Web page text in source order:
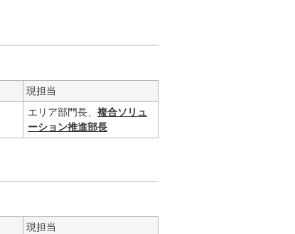
現担当
エリア部門長、 複合ソリュ
ーション推進部長
現担当